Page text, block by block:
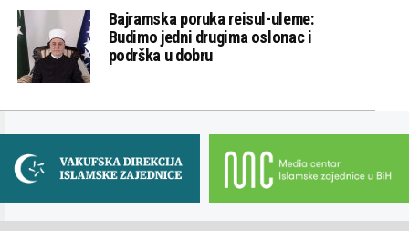
Bajramska poruka reisul-uleme:
Budimo jedni drugima oslonac i
podrška u dobru